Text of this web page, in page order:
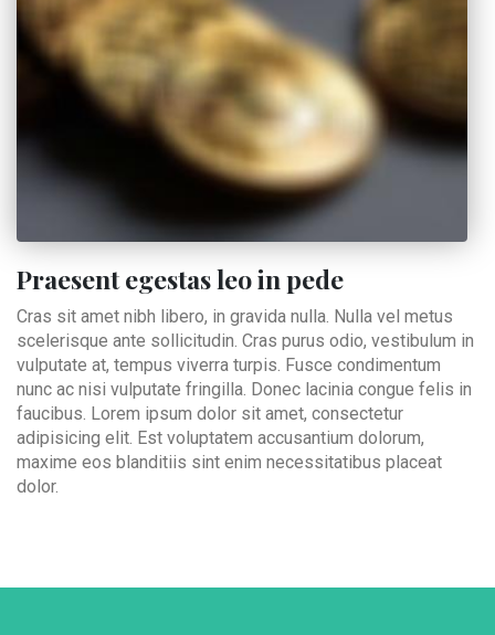
Praesent egestas leo in pede
Cras sit amet nibh libero, in gravida nulla. Nulla vel metus
scelerisque ante sollicitudin. Cras purus odio, vestibulum in
vulputate at, tempus viverra turpis. Fusce condimentum
nunc ac nisi vulputate fringilla. Donec lacinia congue felis in
faucibus. Lorem ipsum dolor sit amet, consectetur
adipisicing elit. Est voluptatem accusantium dolorum,
maxime eos blanditiis sint enim necessitatibus placeat
dolor.